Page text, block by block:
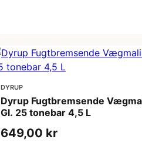
DYRUP
Dyrup Fugtbremsende
Gl. 25 tonebar 4,5 L
649,00 kr